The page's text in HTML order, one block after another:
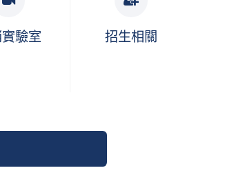
驗室 招生相關